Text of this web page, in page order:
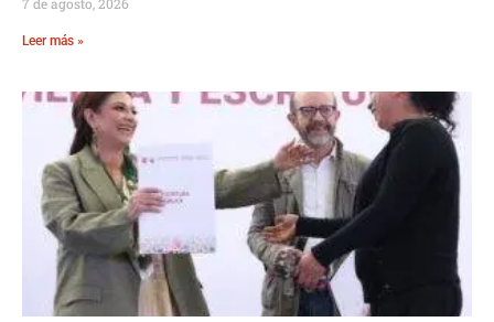
Leer más »